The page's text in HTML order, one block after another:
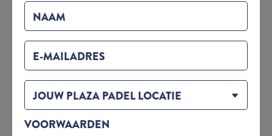
Meer updates
BUSINESSCLUB
NAAM
E-MAILADRES
JOUW PLAZA PADEL LOCATIE
VOORWAARDEN